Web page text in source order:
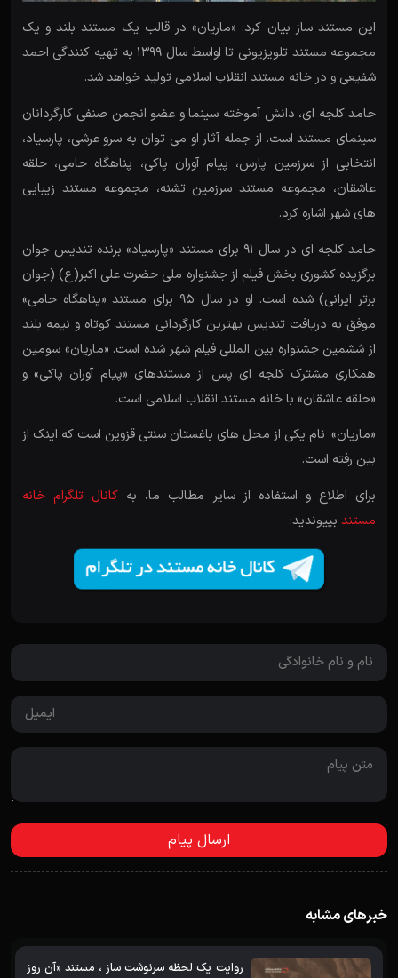
این مستند ساز بیان کرد: «ماریان» در قالب یک مستند بلند و یک
مجموعه مستند تلویزیونی تا اواسط سال 1399 به تهیه کنندگی احمد
شفیعی و در خانه مستند انقلاب اسلامی تولید خواهد شد.
حامد کلجه ای، دانش آموخته سینما و عضو انجمن صنفی کارگردانان
سینمای مستند است. از جمله آثار او می توان به سرو عرشی، پارسیاد،
انتخابی از سرزمین پارس، پیام آوران پاکی، پناهگاه حامی، حلقه
عاشقان، مجموعه مستند سرزمین تشنه، مجموعه مستند زیبایی
های شهر اشاره کرد.
حامد کلجه ای در سال 91 برای مستند «پارسیاد» برنده تندیس جوان
برگزیده کشوری بخش فیلم از جشنواره ملی حضرت علی اکبر(ع) (جوان
برتر ایرانی) شده است. او در سال 95 برای مستند «پناهگاه حامی»
موفق به دریافت تندیس بهترین کارگردانی مستند کوتاه و نیمه بلند
از ششمین جشنواره بین المللی فیلم شهر شده است. «ماریان» سومین
همکاری مشترک کلجه ای پس از مستندهای «پیام آوران پاکی» و
«حلقه عاشقان» با خانه مستند انقلاب اسلامی است.
«ماریان»؛ نام یکی از محل های باغستان سنتی قزوین است که اینک از
بین رفته است.
برای اطلاع و استفاده از سایر مطالب ما، به کانال تلگرام خانه
مستندبپیوندید:
خبرهای مشابه
روایت یک لحظه سرنوشت ساز ، مستند «آن روز